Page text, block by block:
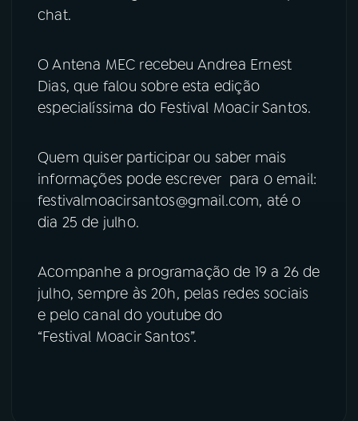
YouTube
Instagram
TikTok
chat.
O Antena MEC recebeu Andrea Ernest
Dias, que falou sobre esta edição
especialíssima do Festival Moacir Santos.
Quem quiser participar ou saber mais
informações pode escrever para o email:
festivalmoacirsantos@gmail.com, até o
dia 25 de julho.
Acompanhe a programação de 19 a 26 de
julho, sempre às 20h, pelas redes sociais
e pelo canal do youtube do
“Festival Moacir Santos”.